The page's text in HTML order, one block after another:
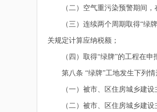
（二）空气重污染预警期间，在
（三）连续两个周期取得“绿牌”
关规定计算应纳税额；
（四）取得“绿牌”的工程在申
第八条 “绿牌”工地发生下列情
（一）被市、区住房城乡建设主
（二）被市、区住房城乡建设